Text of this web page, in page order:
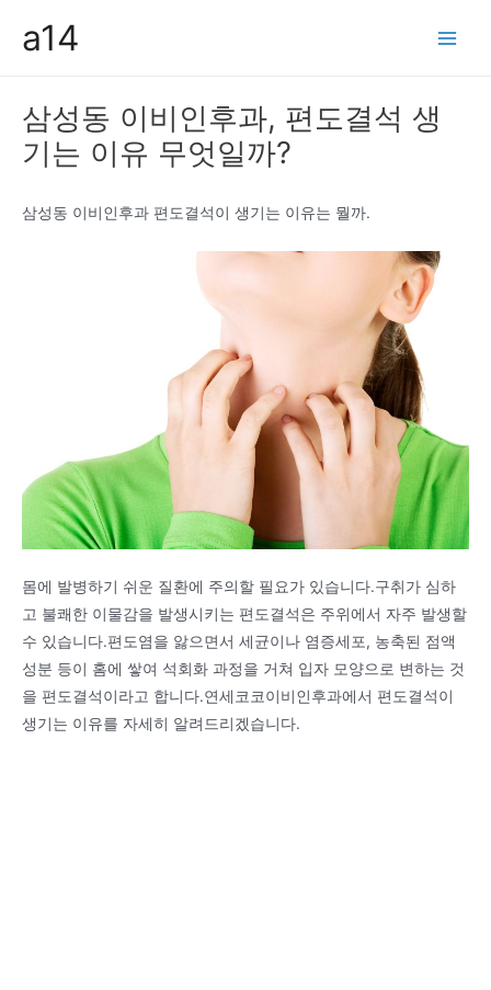
a14
삼성동 이비인후과, 편도결석 생
기는 이유 무엇일까?
삼성동 이비인후과 편도결석이 생기는 이유는 뭘까.
몸에 발병하기 쉬운 질환에 주의할 필요가 있습니다.구취가 심하
고 불쾌한 이물감을 발생시키는 편도결석은 주위에서 자주 발생할
수 있습니다.편도염을 앓으면서 세균이나 염증세포, 농축된 점액
성분 등이 홈에 쌓여 석회화 과정을 거쳐 입자 모양으로 변하는 것
을 편도결석이라고 합니다.연세코코이비인후과에서 편도결석이
생기는 이유를 자세히 알려드리겠습니다.